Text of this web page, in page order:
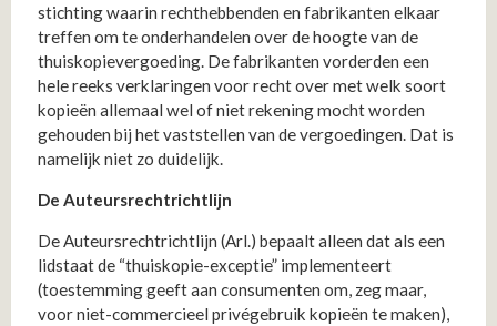
stichting waarin rechthebbenden en fabrikanten elkaar
treffen om te onderhandelen over de hoogte van de
thuiskopievergoeding. De fabrikanten vorderden een
hele reeks verklaringen voor recht over met welk soort
kopieën allemaal wel of niet rekening mocht worden
gehouden bij het vaststellen van de vergoedingen. Dat is
namelijk niet zo duidelijk.
De Auteursrechtrichtlijn
De Auteursrechtrichtlijn (Arl.) bepaalt alleen dat als een
lidstaat de “thuiskopie-exceptie” implementeert
(toestemming geeft aan consumenten om, zeg maar,
voor niet-commercieel privégebruik kopieën te maken),